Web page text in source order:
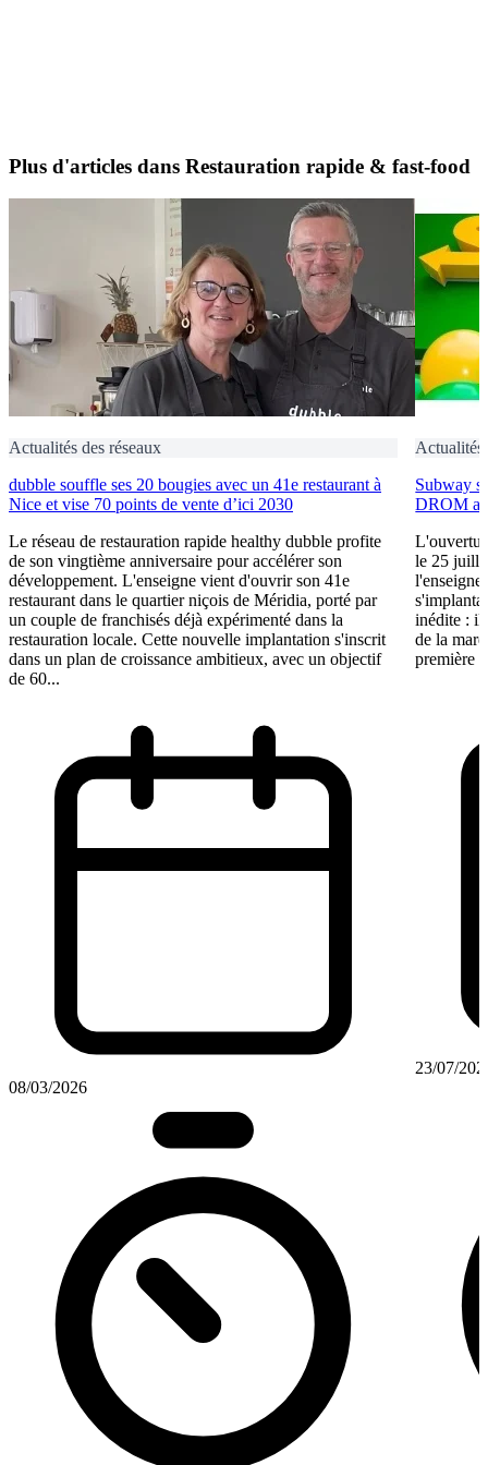
Plus d'articles dans Restauration rapide & fast-food
Actualités des réseaux
dubble souffle ses 20 bougies avec un 41e restaurant à
Nice et vise 70 points de vente d’ici 2030
Le réseau de restauration rapide healthy dubble profite
de son vingtième anniversaire pour accélérer son
développement. L'enseigne vient d'ouvrir son 41e
restaurant dans le quartier niçois de Méridia, porté par
un couple de franchisés déjà expérimenté dans la
restauration locale. Cette nouvelle implantation s'inscrit
dans un plan de croissance ambitieux, avec un objectif
de 60...
08/03/2026
Actualités
Subway
DROM
le 25
l'enseigne
inédite : il
de la
première
23/07/